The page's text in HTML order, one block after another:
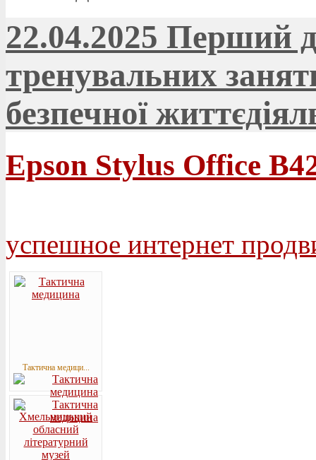
22.04.2025 Перший
тренувальних
безпечної
Epson Stylus Office
успешное интернет
Тактична медици...